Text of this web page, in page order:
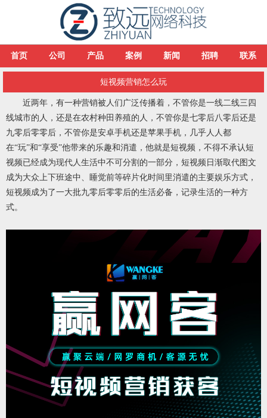
首页 公司 产品 案例 新闻 招聘 联系
短视频营销怎么玩
近两年，有一种营销被人们广泛传播着，不管你是一线二线三四
线城市的人，还是在农村种田养殖的人，不管你是七零后八零后还是
九零后零零后，不管你是安卓手机还是苹果手机，几乎人人都
在“玩”和“享受”他带来的乐趣和消遣，他就是短视频，不得不承认短
视频已经成为现代人生活中不可分割的一部分，短视频日渐取代图文
成为大众上下班途中、睡觉前等碎片化时间里消遣的主要娱乐方式，
短视频成为了一大批九零后零零后的生活必备，记录生活的一种方
式。